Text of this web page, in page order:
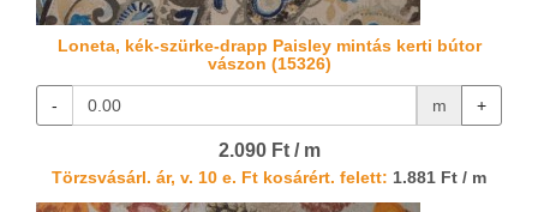
Loneta, kék-szürke-drapp Paisley mintás kerti bútor
vászon (15326)
- m +
2.090 Ft / m
Törzsvásárl. ár, v. 10 e. Ft kosárért. felett: 1.881 Ft / m